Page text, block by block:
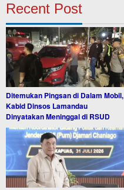
Recent Post
Ditemukan Pingsan di Dalam Mobil,
Kabid Dinsos Lamandau
Dinyatakan Meninggal di RSUD